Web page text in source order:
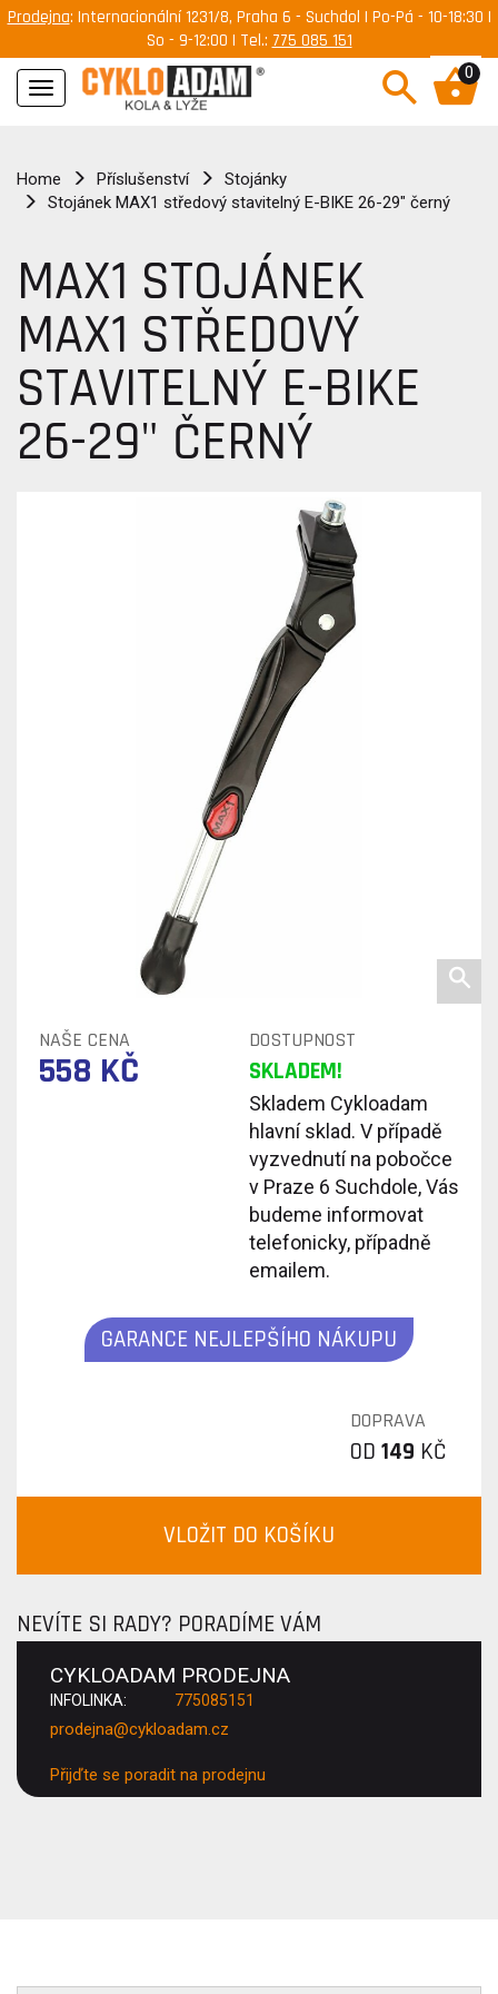
Prodejna: Internacionální 1231/8, Praha 6 - Suchdol | Po-Pá - 10-18:30 |
So - 9-12:00 | Tel.: 775 085 151
Navigace
0
Home Příslušenství
Stojánky
Stojánek MAX1 středový stavitelný E-BIKE 26-29" černý
MAX1 STOJÁNEK
MAX1 STŘEDOVÝ
STAVITELNÝ E-BIKE
26-29" ČERNÝ
NAŠE CENA DOSTUPNOST
558 KČ SKLADEM!
Skladem Cykloadam
hlavní sklad. V případě
vyzvednutí na pobočce
v Praze 6 Suchdole, Vás
budeme informovat
telefonicky, případně
emailem.
GARANCE NEJLEPŠÍHO NÁKUPU
DOPRAVA
OD 149 KČ
VLOŽIT DO KOŠÍKU
NEVÍTE SI RADY? PORADÍME VÁM
CYKLOADAM PRODEJNA
INFOLINKA: 775085151
prodejna@cykloadam.cz
Přijďte se poradit na prodejnu